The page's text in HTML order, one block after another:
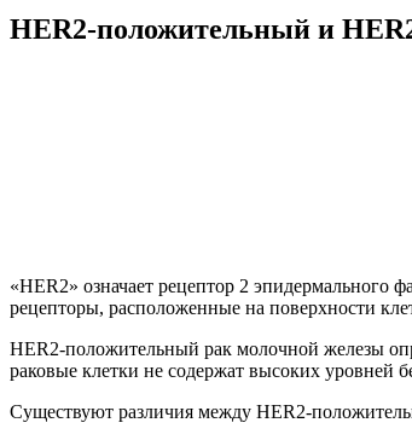
HER2-положительный и
«HER2» означает рецептор 2 эпидермального
рецепторы, расположенные на поверхности
HER2-положительный рак молочной железы
раковые клетки не содержат высоких уровней
Существуют различия между HER2-